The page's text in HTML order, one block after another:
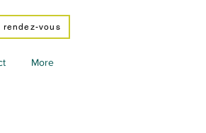
rendez-vous
More